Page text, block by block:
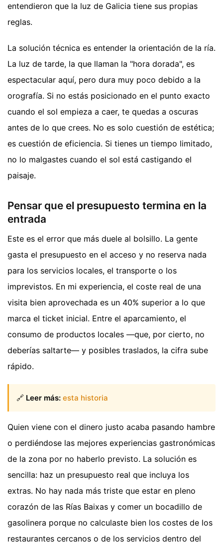
entendieron que la luz de Galicia tiene sus propias
reglas.
La solución técnica es entender la orientación de la ría.
La luz de tarde, la que llaman la "hora dorada", es
espectacular aquí, pero dura muy poco debido a la
orografía. Si no estás posicionado en el punto exacto
cuando el sol empieza a caer, te quedas a oscuras
antes de lo que crees. No es solo cuestión de estética;
es cuestión de eficiencia. Si tienes un tiempo limitado,
no lo malgastes cuando el sol está castigando el
paisaje.
Pensar que el presupuesto termina en la
entrada
Este es el error que más duele al bolsillo. La gente
gasta el presupuesto en el acceso y no reserva nada
para los servicios locales, el transporte o los
imprevistos. En mi experiencia, el coste real de una
visita bien aprovechada es un 40% superior a lo que
marca el ticket inicial. Entre el aparcamiento, el
consumo de productos locales —que, por cierto, no
deberías saltarte— y posibles traslados, la cifra sube
rápido.
🔗 Leer más: esta historia
Quien viene con el dinero justo acaba pasando hambre
o perdiéndose las mejores experiencias gastronómicas
de la zona por no haberlo previsto. La solución es
sencilla: haz un presupuesto real que incluya los
extras. No hay nada más triste que estar en pleno
corazón de las Rías Baixas y comer un bocadillo de
gasolinera porque no calculaste bien los costes de los
restaurantes cercanos o de los servicios dentro del